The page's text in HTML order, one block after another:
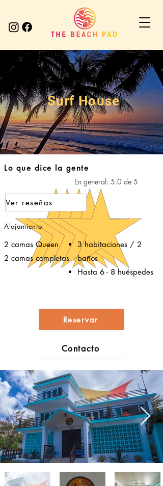
Surf House
Lo que dice la gente
En general: 5.0 de 5
Ver reseñas
Alojamiento
2 camas Queen
2 camas completas
3 habitaciones / 2
baños
Hasta 6 - 8 huéspedes
Reservar
Contacto